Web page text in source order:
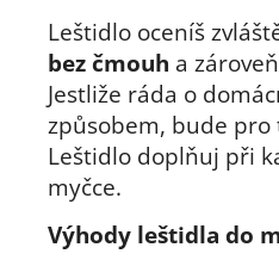
Leštidlo oceníš
bez čmouh a
Jestliže ráda o
způsobem, bude pro
Leštidlo doplňuj při
myčce.
Výhody leštidla do